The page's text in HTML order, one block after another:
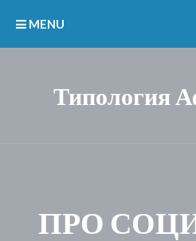
Типология
MENU
ПРО